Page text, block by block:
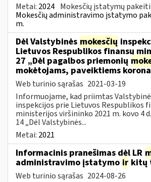
Metai: 2024 Mokesčių įstatymų
Mokesčių administravimo įstatymo
m.
Dėl Valstybinės mokesčių
Lietuvos Respublikos finansų
27 „Dėl pagalbos priemonių
mokėtojams, paveiktiems
Web turinio sąrašas 2021-03-19
Informuojame, kad priimtas
inspekcijos prie Lietuvos Respublikos
ministerijos viršininko 2021 m. kovo 4
14 „Dėl Valstybinės...
Metai: 2021
Informacinis pranešimas dėl LR
administravimo įstatymo ir kitų
Web turinio sąrašas 2024-08-26